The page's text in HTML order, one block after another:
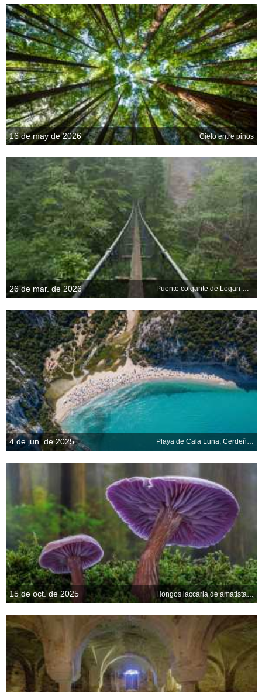
16 de may de 2026 Cielo entre pinos
26 de mar. de 2026 Puente colgante de Logan Creek, West Coast Trail, Canadá
4 de jun. de 2025 Playa de Cala Luna, Cerdeña, Italia
15 de oct. de 2025 Hongos laccaria de amatista, Seabeck, Washington, EE. UU.